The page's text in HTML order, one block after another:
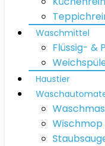
Waschmittel
Flüssig- &
Haustier